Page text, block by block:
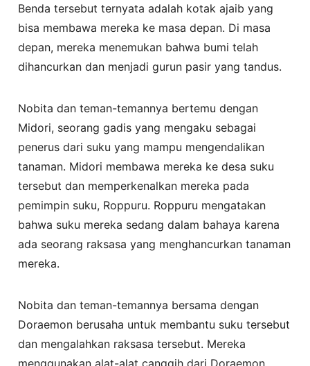
Benda tersebut ternyata adalah kotak ajaib yang
bisa membawa mereka ke masa depan. Di masa
depan, mereka menemukan bahwa bumi telah
dihancurkan dan menjadi gurun pasir yang tandus.
Nobita dan teman-temannya bertemu dengan
Midori, seorang gadis yang mengaku sebagai
penerus dari suku yang mampu mengendalikan
tanaman. Midori membawa mereka ke desa suku
tersebut dan memperkenalkan mereka pada
pemimpin suku, Roppuru. Roppuru mengatakan
bahwa suku mereka sedang dalam bahaya karena
ada seorang raksasa yang menghancurkan tanaman
mereka.
Nobita dan teman-temannya bersama dengan
Doraemon berusaha untuk membantu suku tersebut
dan mengalahkan raksasa tersebut. Mereka
menggunakan alat-alat canggih dari Doraemon